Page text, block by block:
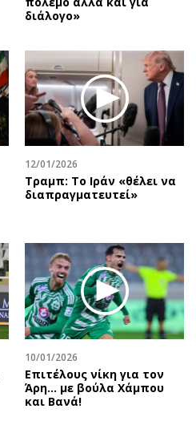
διάλογο»
12/01/2026
Τραμπ: Το Ιράν «θέλει να
διαπραγματευτεί»
10/01/2026
Επιτέλους νίκη για τον
Άρη… με βούλα Χάμπου
και Βανά!